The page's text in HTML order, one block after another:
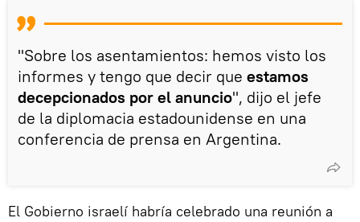
"Sobre los asentamientos: hemos visto los
informes y tengo que decir que estamos
decepcionados por el anuncio", dijo el jefe
de la diplomacia estadounidense en una
conferencia de prensa en Argentina.
El Gobierno israelí habría celebrado una reunión a